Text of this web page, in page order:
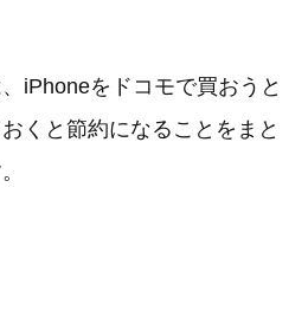
iPhoneをドコモで買おうと
くと節約になることをまと